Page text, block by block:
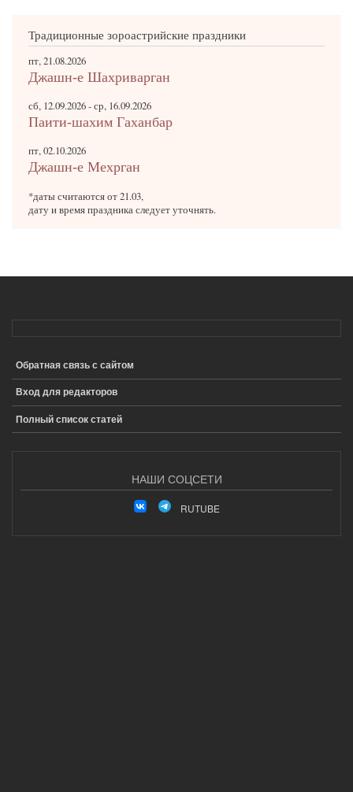
Традиционные зороастрийские праздники
пт, 21.08.2026
Джашн-е Шахриварган
сб, 12.09.2026-ср, 16.09.2026
Паити-шахим Гаханбар
пт, 02.10.2026
Джашн-е Мехрган
*даты считаются от 21.03,
дату и время праздника следует уточнять.
ПОДВАЛ
Обратная связь с сайтом
Вход для редакторов
Полный список статей
НАШИ СОЦСЕТИ
RUTUBE